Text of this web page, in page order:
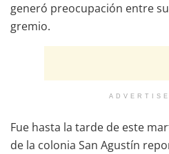
generó preocupación entre
gremio.
Fue hasta la tarde de este
de la colonia San Agustín